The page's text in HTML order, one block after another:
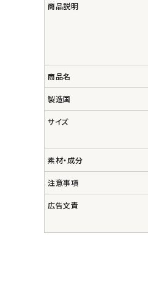
フード・ドリンク
オリジナルブランド
エコリュクス
エコメイト
商品説明
商品名
製造国
サイズ
素材・成分
注意事項
広告文責